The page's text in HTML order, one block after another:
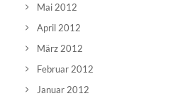
Mai 2012
April 2012
März 2012
Februar 2012
Januar 2012